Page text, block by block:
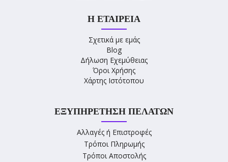
Η ΕΤΑΙΡΕΊΑ
Σχετικά με εμάς
Blog
Δήλωση Εχεμύθειας
Όροι Χρήσης
Χάρτης Ιστότοπου
ΕΞΥΠΗΡΈΤΗΣΗ ΠΕΛΑΤΏΝ
Αλλαγές ή Επιστροφές
Τρόποι Πληρωμής
Τρόποι Αποστολής